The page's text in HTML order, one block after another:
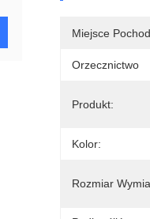
Miejsce
Orzecznictwo
Produkt:
Kolor:
Rozmiar